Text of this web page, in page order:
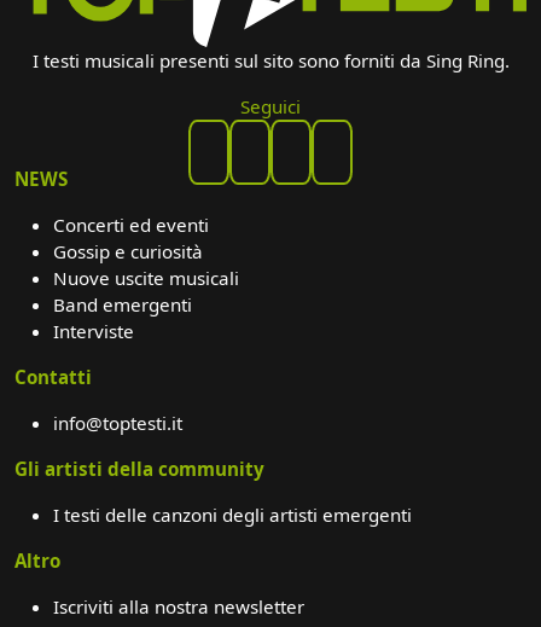
I testi musicali presenti sul sito sono forniti da Sing Ring.
Seguici
NEWS
Concerti ed eventi
Gossip e curiosità
Nuove uscite musicali
Band emergenti
Interviste
Contatti
info@toptesti.it
Gli artisti della community
I testi delle canzoni degli artisti emergenti
Altro
Iscriviti alla nostra newsletter